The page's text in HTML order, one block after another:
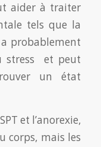
aider à traiter
tels que la
probablement
stress et peut
un état
et l’anorexie,
corps, mais les